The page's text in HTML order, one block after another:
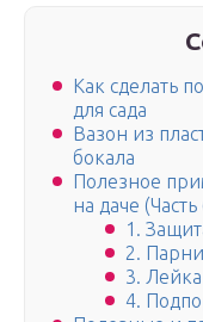
Как сделать
для сада
Вазон из
бокала
Полезное
на даче (Часть
1.
2.
3. Лейка
4.